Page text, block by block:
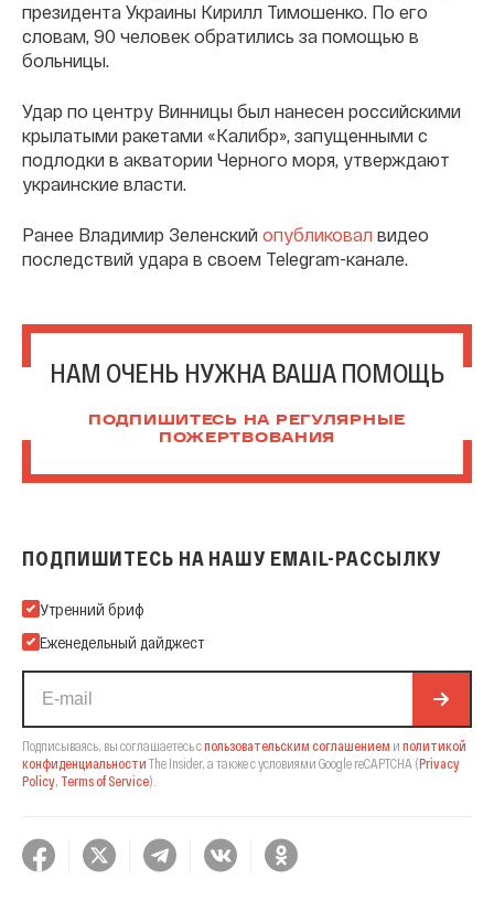
президента Украины Кирилл Тимошенко. По его
словам, 90 человек обратились за помощью в
больницы.
Удар по центру Винницы был нанесен российскими
крылатыми ракетами «Калибр», запущенными с
подлодки в акватории Черного моря, утверждают
украинские власти.
Ранее Владимир Зеленский опубликовал видео
последствий удара в своем Telegram-канале.
НАМ ОЧЕНЬ НУЖНА ВАША ПОМОЩЬ
ПОДПИШИТЕСЬ НА РЕГУЛЯРНЫЕ
ПОЖЕРТВОВАНИЯ
ПОДПИШИТЕСЬ НА НАШУ EMAIL-РАССЫЛКУ
Подпишитесь на нашу Email-рассылку
Утренний бриф
Еженедельный дайджест
Подписываясь, вы соглашаетесь спользовательским соглашением и политикой
конфиденциальности The Insider, а также с условиями Google reCAPTCHA (Privacy
Policy, Terms of Service).